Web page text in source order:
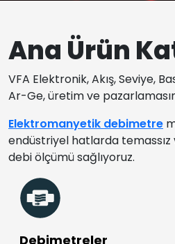
Ana Ürün
VFA Elektronik, Akış, Seviye,
Ar-Ge, üretim ve
Elektromanyetik debimetre
endüstriyel hatlarda temassız
debi ölçümü sağlıyoruz.
Debimetreler